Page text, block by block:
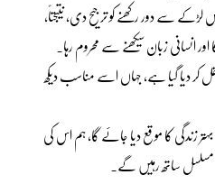
سے دور رکھنے کو ترجیح دی، نتیجتاً،
انسانی زبان سیکھنے سے محروم رہا۔
کر دیا گیا ہے، جہاں اسے مناسب دیکھ
زندگی کا موقع دیا جائے گا، ہم اس کی
مسلسل ساتھ رہیں گے۔